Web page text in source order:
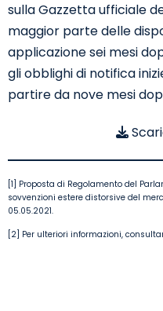
sulla Gazzetta ufficiale
maggior parte delle
applicazione sei mesi
gli obblighi di notifica
partire da nove mesi
[1] Proposta di Regolamento del
sovvenzioni estere distorsive del
05.05.2021.
[2] Per ulteriori informazioni,